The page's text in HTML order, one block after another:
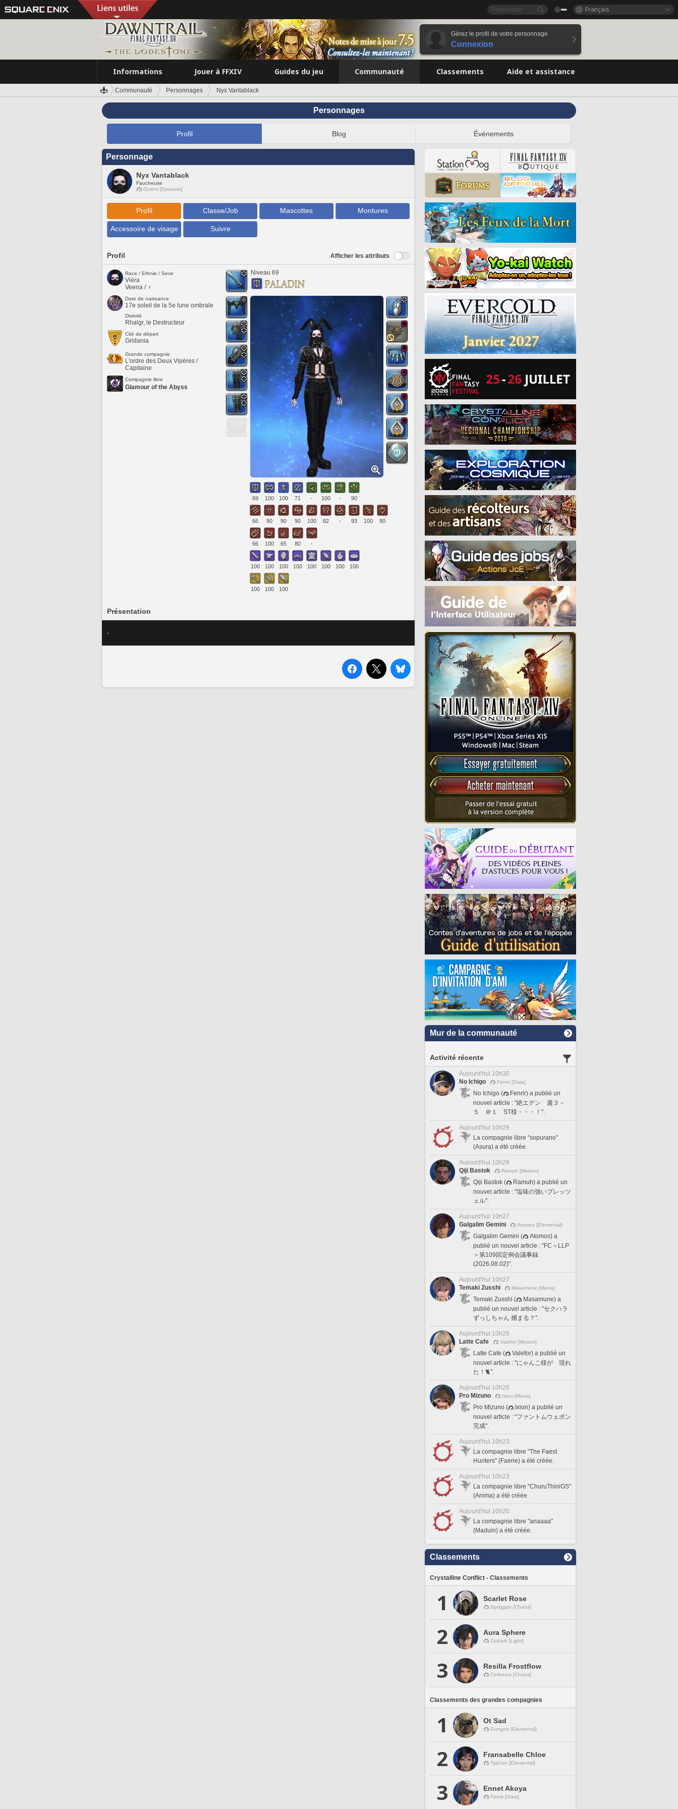
Français
Gérez le profil de votre personnage
Connexion
Informations Jouer à FFXIV Guides du jeu Communauté Classements Aide et assistance
Communauté Personnages Nyx Vantablack
Personnages
Profil Blog Événements
Personnage
Nyx Vantablack
Faucheuse
Golem [Dynamis]
Profil Classe/Job Mascottes Montures
Accessoire de visage Suivre
Profil Afficher les attributs
Race / Ethnie / Sexe
Viéra
Veena / ♀
Date de naissance
17e soleil de la 5e lune ombrale
Divinité
Rhalgr, le Destructeur
Cité de départ
Gridania
Grande compagnie
L'ordre des Deux Vipères /
Capitaine
Compagnie libre
Glamour of the Abyss
Niveau 69
69 100 100 71 - 100 - 90
66 90 90 90 100 82 - 93 100 90
66 100 65 80 -
100 100 100 100 100 100 100 100
100 100 100
Présentation
-
Mur de la communauté
Activité récente
Aujourd'hui 10h30
No Ichigo
Fenrir [Gaia]
No Ichigo (
Fenrir) a publié un
nouvel article : "絶エデン 週３－
５ ＠１ ST様・・・！".
Aujourd'hui 10h29
La compagnie libre "sopurano"
(Asura) a été créée.
Aujourd'hui 10h29
Qiji Bastok
Ramuh [Meteor]
Qiji Bastok (
Ramuh) a publié un
nouvel article : "塩味の強いプレッツ
ェル".
Aujourd'hui 10h27
Galgalim Gemini
Atomos [Elemental]
Galgalim Gemini (
Atomos) a
publié un nouvel article : "FC＜LLP
＞第109回定例会議事録
(2026.08.02)".
Aujourd'hui 10h27
Temaki Zusshi
Masamune [Mana]
Temaki Zusshi (
Masamune) a
publié un nouvel article : "セクハラ
ずっしちゃん 捕まる？".
Aujourd'hui 10h26
Latte Cafe
Valefor [Meteor]
Latte Cafe (
Valefor) a publié un
nouvel article : "にゃんこ様が 現れ
た！🐈".
Aujourd'hui 10h26
Pro Mizuno
Ixion [Mana]
Pro Mizuno (
Ixion) a publié un
nouvel article : "ファントムウェポン
完成".
Aujourd'hui 10h23
La compagnie libre "The Faest
Hunters" (Faerie) a été créée.
Aujourd'hui 10h23
La compagnie libre "ChuruThiniGS"
(Anima) a été créée.
Aujourd'hui 10h20
La compagnie libre "ariaaaa"
(Maduin) a été créée.
Classements
Crystalline Conflict - Classements
1 Scarlet Rose
Spriggan [Chaos]
2 Aura Sphere
Zodiark [Light]
3 Resilla Frostflow
Cerberus [Chaos]
Classements des grandes compagnies
1 Ot Sad
Gungnir [Elemental]
2 Fransabelle Chloe
Typhon [Elemental]
3 Ennet Akoya
Fenrir [Gaia]